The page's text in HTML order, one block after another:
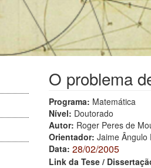
O problema
Programa: Matemática
Nível: Doutorado
Autor: Roger Peres de
Orientador: Jaime Ângulo
Data: 28/02/2005
Link da Tese /